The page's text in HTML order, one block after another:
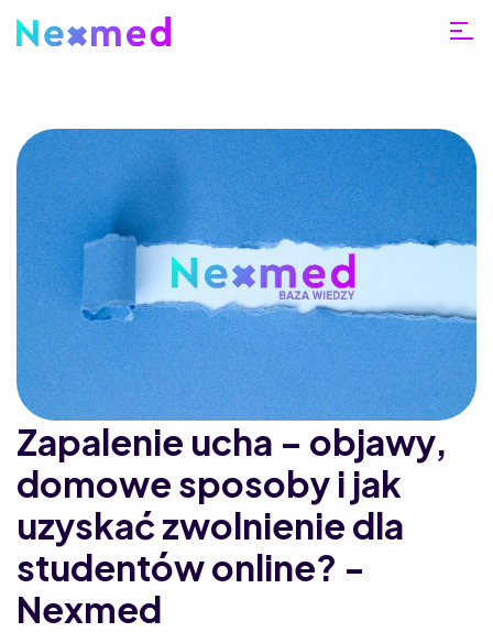
Zapalenie ucha – objawy,
domowe sposoby i jak
uzyskać zwolnienie dla
studentów online? -
Nexmed